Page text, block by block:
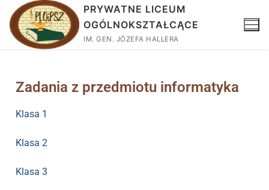
PRYWATNE LICEUM
OGÓLNOKSZTAŁCĄCE
IM. GEN. JÓZEFA HALLERA
Zadania z przedmiotu informatyka
Klasa 1
Klasa 2
Klasa 3